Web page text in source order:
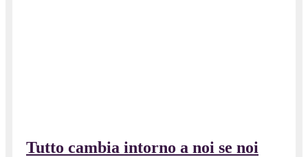
Tutto cambia intorno a noi se noi